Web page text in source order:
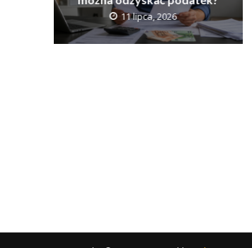
11 lipca, 2026